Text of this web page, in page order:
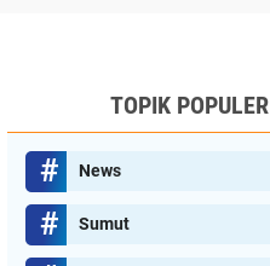
TOPIK POPULER
News
Sumut